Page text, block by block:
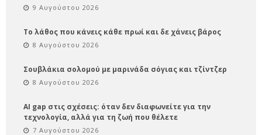
9 Αυγούστου 2026
Το λάθος που κάνεις κάθε πρωί και δε χάνεις βάρος
8 Αυγούστου 2026
Σουβλάκια σολομού με μαρινάδα σόγιας και τζίντζερ
8 Αυγούστου 2026
AI gap στις σχέσεις: όταν δεν διαφωνείτε για την
τεχνολογία, αλλά για τη ζωή που θέλετε
7 Αυγούστου 2026